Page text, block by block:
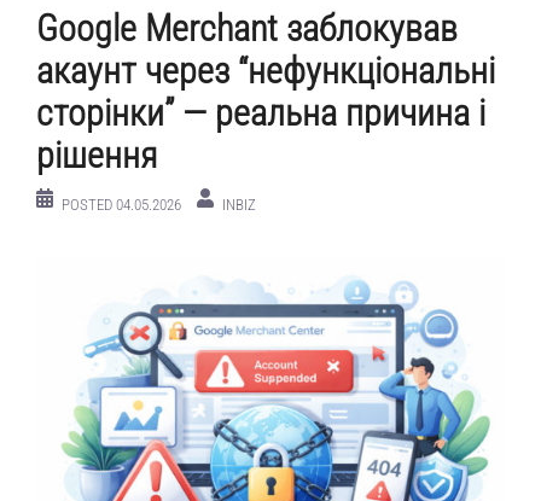
Google Merchant заблокував
акаунт через “нефункціональні
сторінки” — реальна причина і
рішення
POSTED 04.05.2026 INBIZ